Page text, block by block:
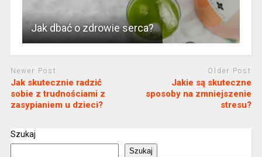
Jak dbać o zdrowie serca?
Newer Post
Jak skutecznie radzić
sobie z trudnościami z
zasypianiem u dzieci?
Older Post
Jakie są skuteczne
sposoby na zmniejszenie
stresu?
Szukaj
Szukaj